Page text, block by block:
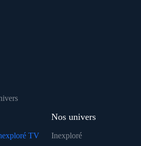
TV
Nos univers
Inexploré